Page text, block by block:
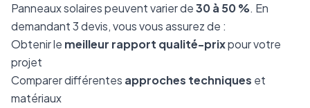
Panneaux solaires peuvent varier de30 à 50 %. En
demandant 3 devis, vous vous assurez de :
Obtenir le meilleur rapport qualité-prixpour votre
projet
Comparer différentes approches techniques et
matériaux